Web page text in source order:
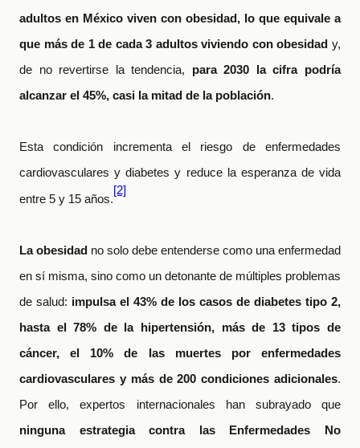
adultos en México viven con obesidad, lo que equivale a
que más de 1 de cada 3 adultos viviendo con obesidad y,
de no revertirse la tendencia, para 2030 la cifra podría
alcanzar el 45%, casi la mitad de la población.
Esta condición incrementa el riesgo de enfermedades
cardiovasculares y diabetes y reduce la esperanza de vida
entre 5 y 15 años.
[2]
La obesidad no solo debe entenderse como una enfermedad
en sí misma, sino como un detonante de múltiples problemas
de salud: impulsa el 43% de los casos de diabetes tipo 2,
hasta el 78% de la hipertensión, más de 13 tipos de
cáncer, el 10% de las muertes por enfermedades
cardiovasculares y más de 200 condiciones adicionales.
Por ello, expertos internacionales han subrayado que
ninguna estrategia contra las Enfermedades No